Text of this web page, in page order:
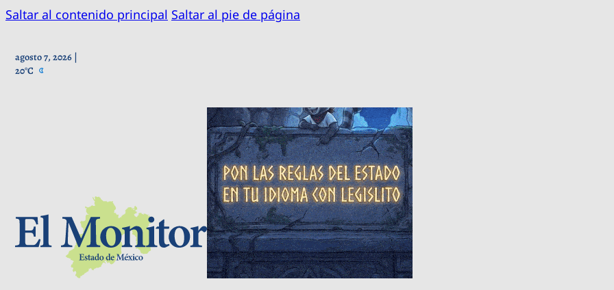
Saltar al contenido principal Saltar al pie de página
agosto 7, 2026 |
20°C